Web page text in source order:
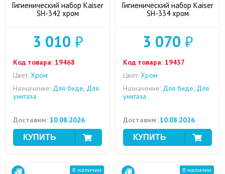
Гигиенический набор Kaiser
SH-342 хром
3 010 ₽
Код товара: 19468
Цвет: Хром
Назначение: Для биде, Для
унитаза
Доставим: 10.08.2026
Гигиенический набор Kaiser
SH-334 хром
3 070 ₽
Код товара: 19437
Цвет: Хром
Назначение: Для биде, Для
унитаза
Доставим: 10.08.2026
В наличии В наличии